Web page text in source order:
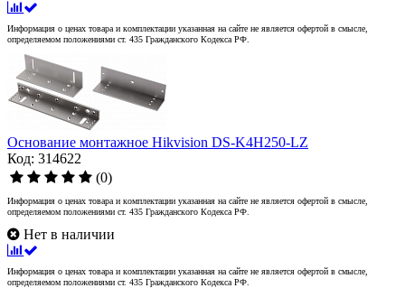
Информация о ценах товара и комплектации указанная на сайте не является офертой в смысле,
определяемом положениями ст. 435 Гражданского Кодекса РФ.
Основание монтажное Hikvision DS-K4H250-LZ
Код: 314622
(0)
Информация о ценах товара и комплектации указанная на сайте не является офертой в смысле,
определяемом положениями ст. 435 Гражданского Кодекса РФ.
Нет в наличии
Информация о ценах товара и комплектации указанная на сайте не является офертой в смысле,
определяемом положениями ст. 435 Гражданского Кодекса РФ.